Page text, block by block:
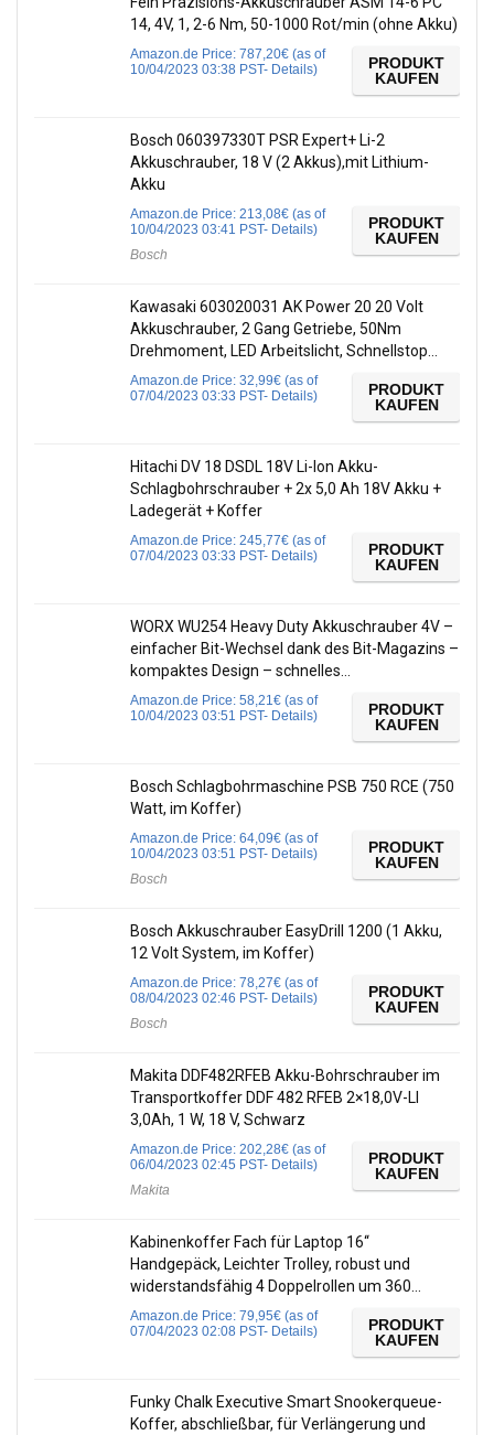
14, 4V, 1, 2-6 Nm, 50-1000 Rot/min (ohne Akku)
Amazon.de Price: 787,20€ (as of
10/04/2023 03:38 PST- Details)
PRODUKT
KAUFEN
Bosch 060397330T PSR Expert+ Li-2
Akkuschrauber, 18 V (2 Akkus),mit Lithium-
Akku
Amazon.de Price: 213,08€ (as of
10/04/2023 03:41 PST- Details)
Bosch
PRODUKT
KAUFEN
Kawasaki 603020031 AK Power 20 20 Volt
Akkuschrauber, 2 Gang Getriebe, 50Nm
Drehmoment, LED Arbeitslicht, Schnellstop…
Amazon.de Price: 32,99€ (as of
07/04/2023 03:33 PST- Details)
PRODUKT
KAUFEN
Hitachi DV 18 DSDL 18V Li-Ion Akku-
Schlagbohrschrauber + 2x 5,0 Ah 18V Akku +
Ladegerät + Koffer
Amazon.de Price: 245,77€ (as of
07/04/2023 03:33 PST- Details)
PRODUKT
KAUFEN
WORX WU254 Heavy Duty Akkuschrauber 4V –
einfacher Bit-Wechsel dank des Bit-Magazins –
kompaktes Design – schnelles…
Amazon.de Price: 58,21€ (as of
10/04/2023 03:51 PST- Details)
PRODUKT
KAUFEN
Bosch Schlagbohrmaschine PSB 750 RCE (750
Watt, im Koffer)
Amazon.de Price: 64,09€ (as of
10/04/2023 03:51 PST- Details)
Bosch
PRODUKT
KAUFEN
Bosch Akkuschrauber EasyDrill 1200 (1 Akku,
12 Volt System, im Koffer)
Amazon.de Price: 78,27€ (as of
08/04/2023 02:46 PST- Details)
Bosch
PRODUKT
KAUFEN
Makita DDF482RFEB Akku-Bohrschrauber im
Transportkoffer DDF 482 RFEB 2×18,0V-LI
3,0Ah, 1 W, 18 V, Schwarz
Amazon.de Price: 202,28€ (as of
06/04/2023 02:45 PST- Details)
Makita
PRODUKT
KAUFEN
Kabinenkoffer Fach für Laptop 16‘‘
Handgepäck, Leichter Trolley, robust und
widerstandsfähig 4 Doppelrollen um 360…
Amazon.de Price: 79,95€ (as of
07/04/2023 02:08 PST- Details)
PRODUKT
KAUFEN
Funky Chalk Executive Smart Snookerqueue-
Koffer, abschließbar, für Verlängerung und